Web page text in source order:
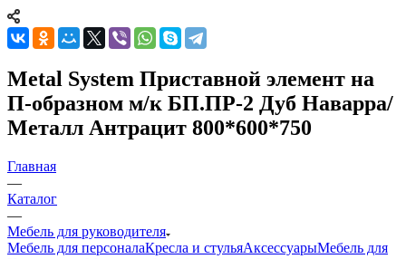
Metal System Приставной элемент на
П-образном м/к БП.ПР-2 Дуб Наварра/
Металл Антрацит 800*600*750
Главная
—
Каталог
—
Мебель для руководителя
Мебель для персоналаКресла и стульяАксессуарыМебель для